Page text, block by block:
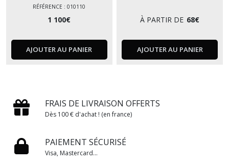
RÉFÉRENCE : 010110
1 100€
AJOUTER AU PANIER
À PARTIR DE 68€
AJOUTER AU PANIER
FRAIS DE LIVRAISON OFFERTS
Dès 100 € d'achat ! (en france)
PAIEMENT SÉCURISÉ
Visa, Mastercard...